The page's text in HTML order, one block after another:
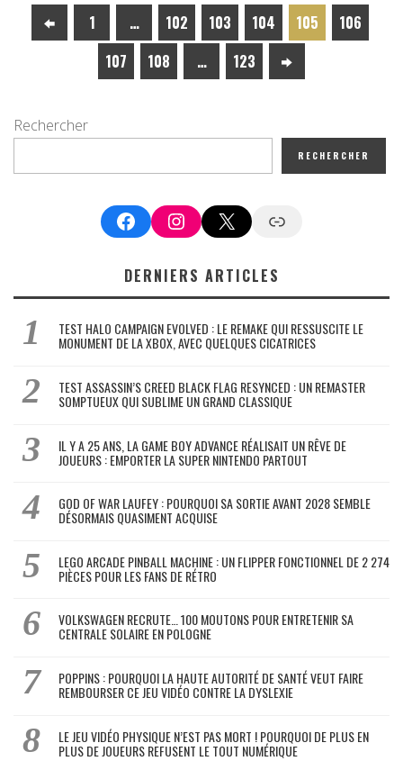
1 … 102 103 104 105
106
107
108 … 123
Rechercher
RECHERCHER
FacebookInstagram
X Google News
DERNIERS ARTICLES
TEST HALO CAMPAIGN EVOLVED : LE REMAKE QUI RESSUSCITE LE
MONUMENT DE LA XBOX, AVEC QUELQUES CICATRICES
TEST ASSASSIN’S CREED BLACK FLAG RESYNCED : UN REMASTER
SOMPTUEUX QUI SUBLIME UN GRAND CLASSIQUE
IL Y A 25 ANS, LA GAME BOY ADVANCE RÉALISAIT UN RÊVE DE
JOUEURS : EMPORTER LA SUPER NINTENDO PARTOUT
GOD OF WAR LAUFEY : POURQUOI SA SORTIE AVANT 2028 SEMBLE
DÉSORMAIS QUASIMENT ACQUISE
LEGO ARCADE PINBALL MACHINE : UN FLIPPER FONCTIONNEL DE 2 274
PIÈCES POUR LES FANS DE RÉTRO
VOLKSWAGEN RECRUTE… 100 MOUTONS POUR ENTRETENIR SA
CENTRALE SOLAIRE EN POLOGNE
POPPINS : POURQUOI LA HAUTE AUTORITÉ DE SANTÉ VEUT FAIRE
REMBOURSER CE JEU VIDÉO CONTRE LA DYSLEXIE
LE JEU VIDÉO PHYSIQUE N’EST PAS MORT ! POURQUOI DE PLUS EN
PLUS DE JOUEURS REFUSENT LE TOUT NUMÉRIQUE